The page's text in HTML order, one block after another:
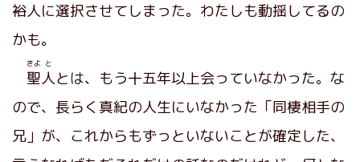
裕人に選択させてしまった。わたしも動揺してるの
かも。
聖
きよ
人
と
とは、もう十五年以上会っていなかった。な
ので、長らく真紀の人生にいなかった「同棲相手の
兄」が、これからもずっといないことが確定した、